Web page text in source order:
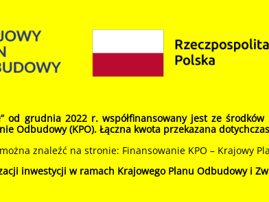
od grudnia 2022 r. współfinansowany jest ze
Odbudowy (KPO). Łączna kwota przekazana
znaleźć na stronie: Finansowanie KPO – Krajowy
inwestycji w ramach Krajowego Planu Odbudowy i